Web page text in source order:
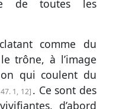
de toutes les
comme du
trône, à l’image
qui coulent du
1, 12 . Ce sont des
d’abord